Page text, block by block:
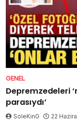
GENEL
Depremzedeleri
parasıydı’
SoleKinG 22